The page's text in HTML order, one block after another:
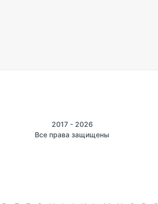
2017 - 2026
Все права защищены